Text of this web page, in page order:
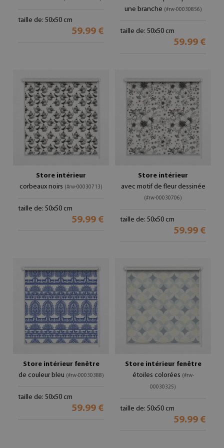
taille de: 50x50 cm
59.99 €
une branche (#rw-00030856)
taille de: 50x50 cm
59.99 €
Store intérieur
corbeaux noirs (#rw-00030713)
taille de: 50x50 cm
59.99 €
Store intérieur
avec motif de fleur dessinée
(#rw-00030706)
taille de: 50x50 cm
59.99 €
Store intérieur fenêtre
de couleur bleu (#rw-00030388)
taille de: 50x50 cm
59.99 €
Store intérieur fenêtre
étoiles colorées (#rw-
00030325)
taille de: 50x50 cm
59.99 €